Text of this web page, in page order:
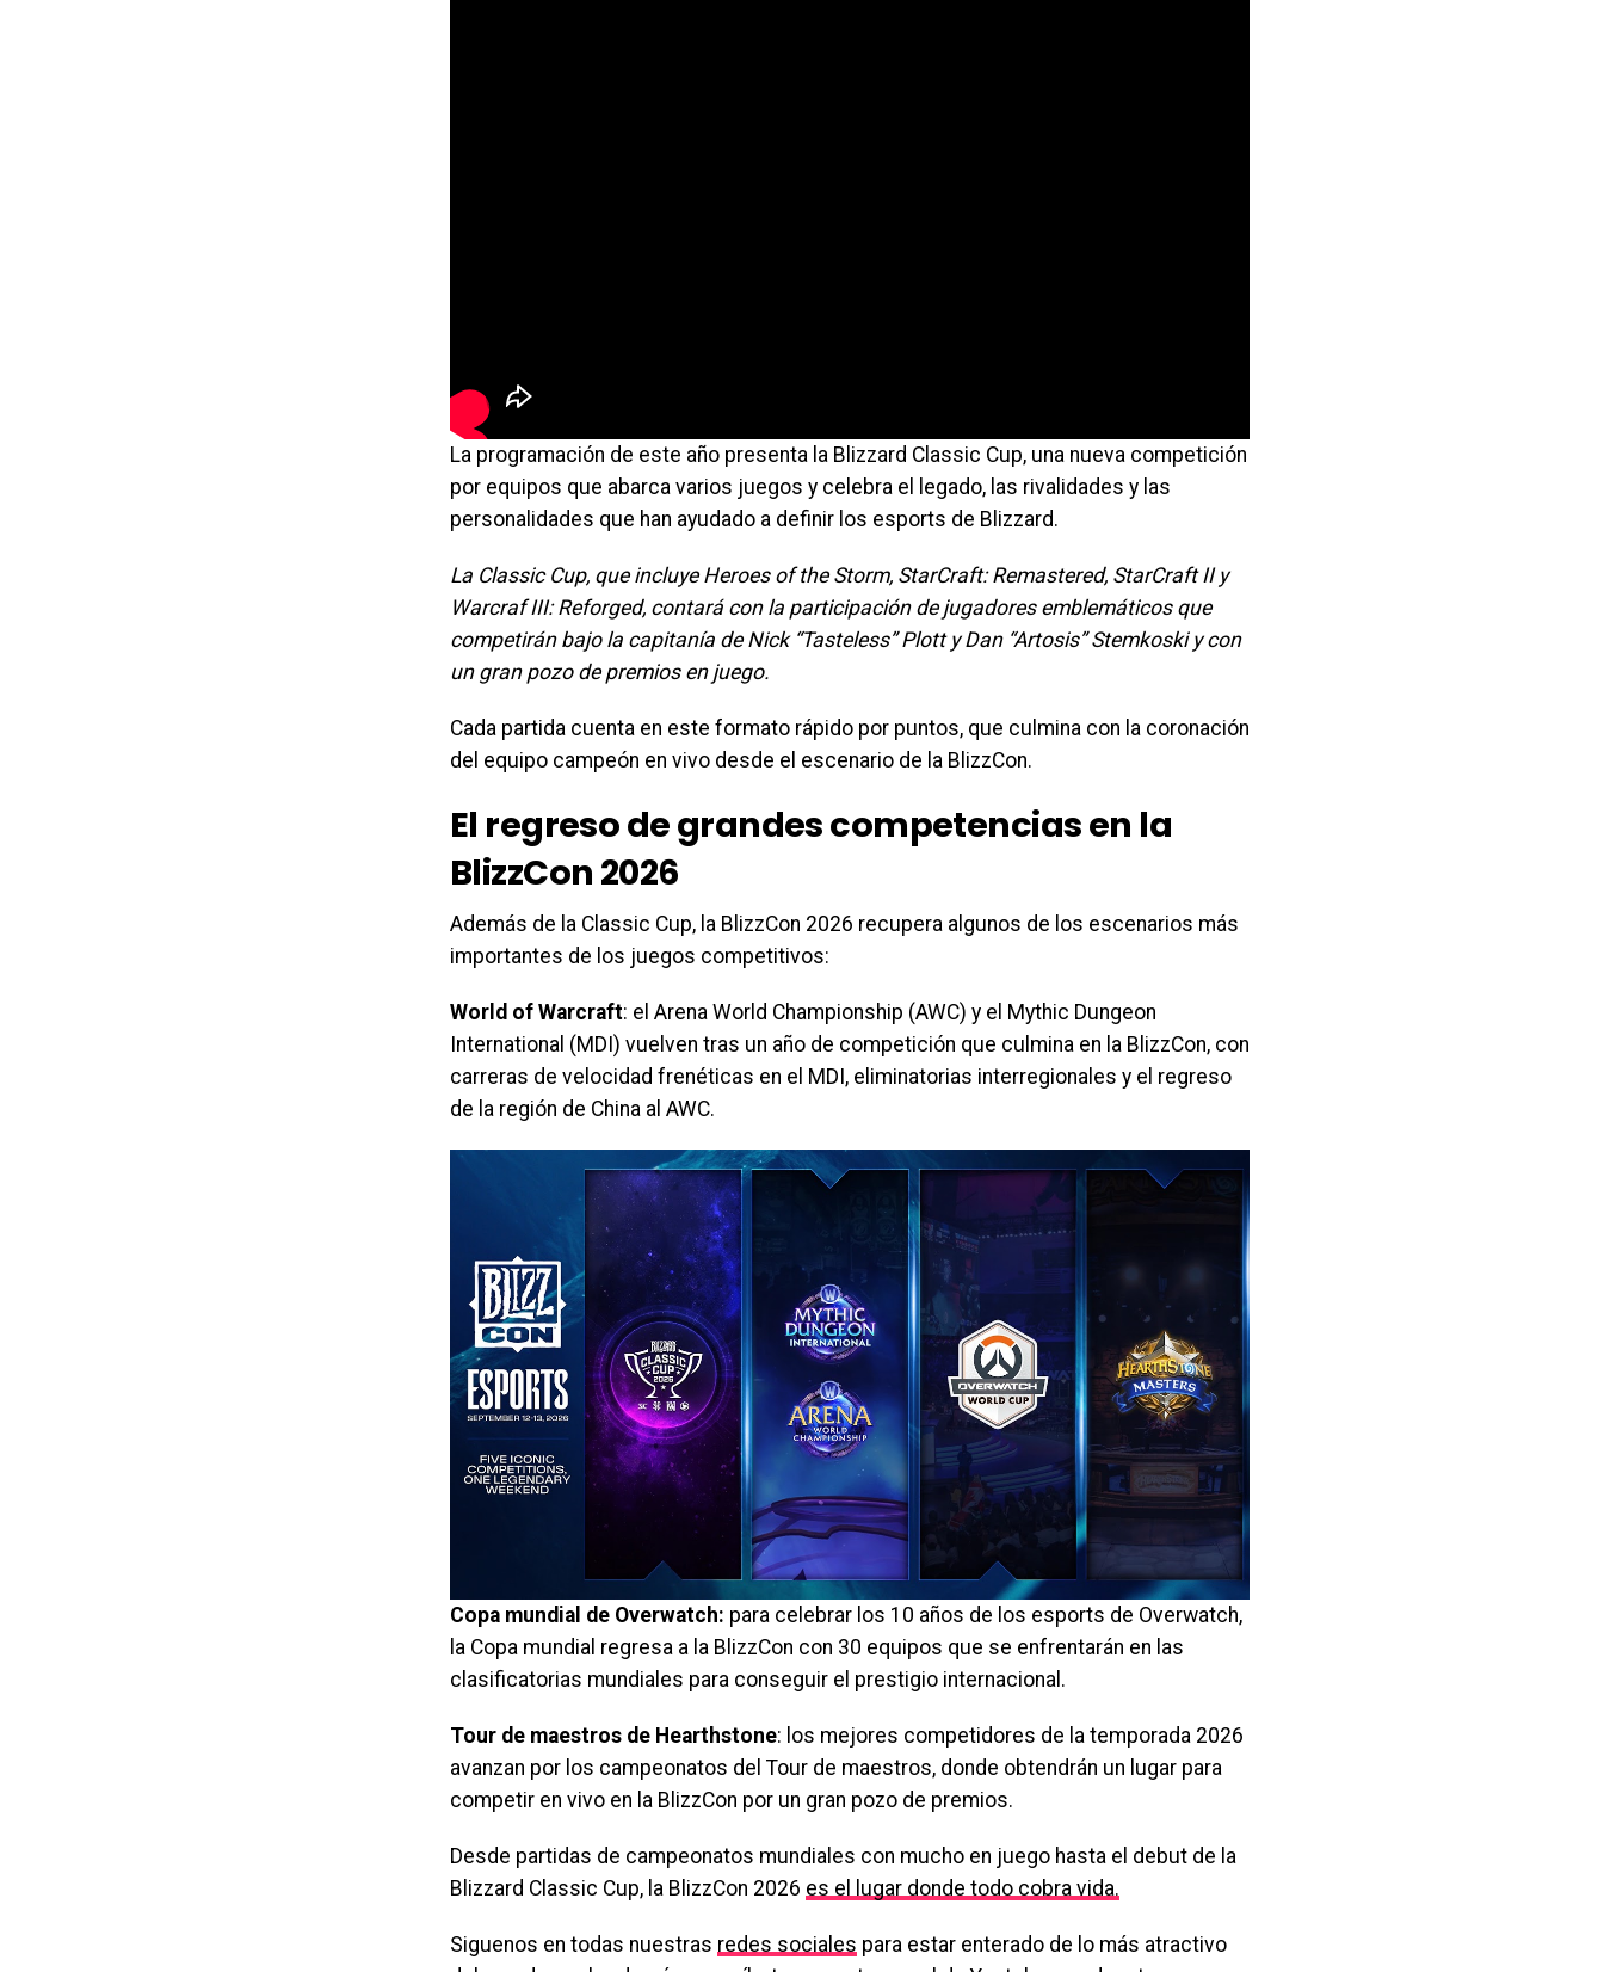
La programación de este año presenta la Blizzard Classic Cup, una nueva competición
por equipos que abarca varios juegos y celebra el legado, las rivalidades y las
personalidades que han ayudado a definir los esports de Blizzard.
La Classic Cup, que incluye Heroes of the Storm, StarCraft: Remastered, StarCraft II y
Warcraf III: Reforged, contará con la participación de jugadores emblemáticos que
competirán bajo la capitanía de Nick “Tasteless” Plott y Dan “Artosis” Stemkoski y con
un gran pozo de premios en juego.
Cada partida cuenta en este formato rápido por puntos, que culmina con la coronación
del equipo campeón en vivo desde el escenario de la BlizzCon.
El regreso de grandes competencias en la
BlizzCon 2026
Además de la Classic Cup, la BlizzCon 2026 recupera algunos de los escenarios más
importantes de los juegos competitivos:
World of Warcraft: el Arena World Championship (AWC) y el Mythic Dungeon
International (MDI) vuelven tras un año de competición que culmina en la BlizzCon, con
carreras de velocidad frenéticas en el MDI, eliminatorias interregionales y el regreso
de la región de China al AWC.
Copa mundial de Overwatch: para celebrar los 10 años de los esports de Overwatch,
la Copa mundial regresa a la BlizzCon con 30 equipos que se enfrentarán en las
clasificatorias mundiales para conseguir el prestigio internacional.
Tour de maestros de Hearthstone: los mejores competidores de la temporada 2026
avanzan por los campeonatos del Tour de maestros, donde obtendrán un lugar para
competir en vivo en la BlizzCon por un gran pozo de premios.
Desde partidas de campeonatos mundiales con mucho en juego hasta el debut de la
Blizzard Classic Cup, la BlizzCon 2026 es el lugar donde todo cobra vida.
Siguenos en todas nuestras redes sociales para estar enterado de lo más atractivo